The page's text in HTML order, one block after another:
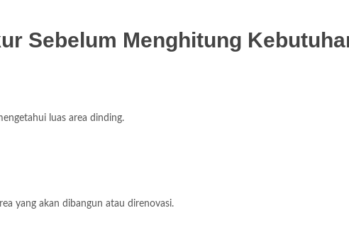
Sebelum Menghitung
luas area dinding.
yang akan dibangun atau direnovasi.